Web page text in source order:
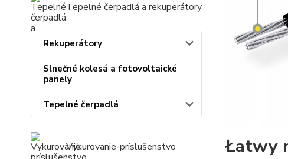
Tepelné čerpadlá a rekuperátory
Rekuperátory
Slnečné kolesá a fotovoltaické
panely
Tepelné čerpadlá
Vykurovanie-príslušenstvo Łatwy